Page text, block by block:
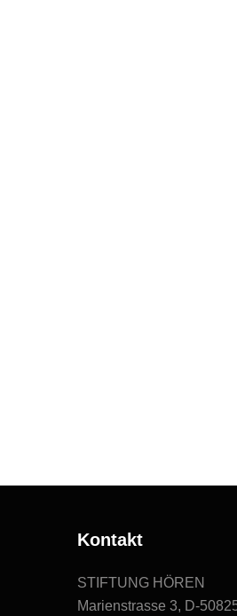
Kontakt
STIFTUNG HÖREN
Marienstrasse 3, D-